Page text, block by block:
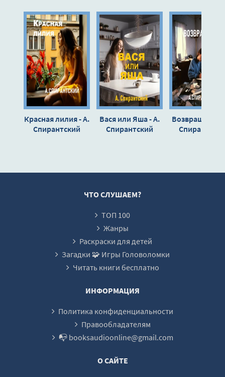
Красная лилия - А.
Спирантский
Вася или Яша - А.
Спирантский
Возвращение
ЧТО СЛУШАЕМ?
ТОП 100
Жанры
Раскраски для детей
Загадки 🧩 Игры Головоломки
Читать книги бесплатно
ИНФОРМАЦИЯ
Политика конфиденциальности
Правообладателям
📭 booksaudioonline@gmail.com
О САЙТЕ